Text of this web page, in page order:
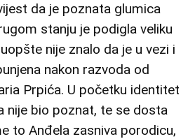
da je poznata glumica
stanju je podigla veliku
nije znalo da je u vezi i
nakon razvoda od
Prpića. U početku identitet
nije bio poznat, te se dosta
to Anđela zasniva porodicu,